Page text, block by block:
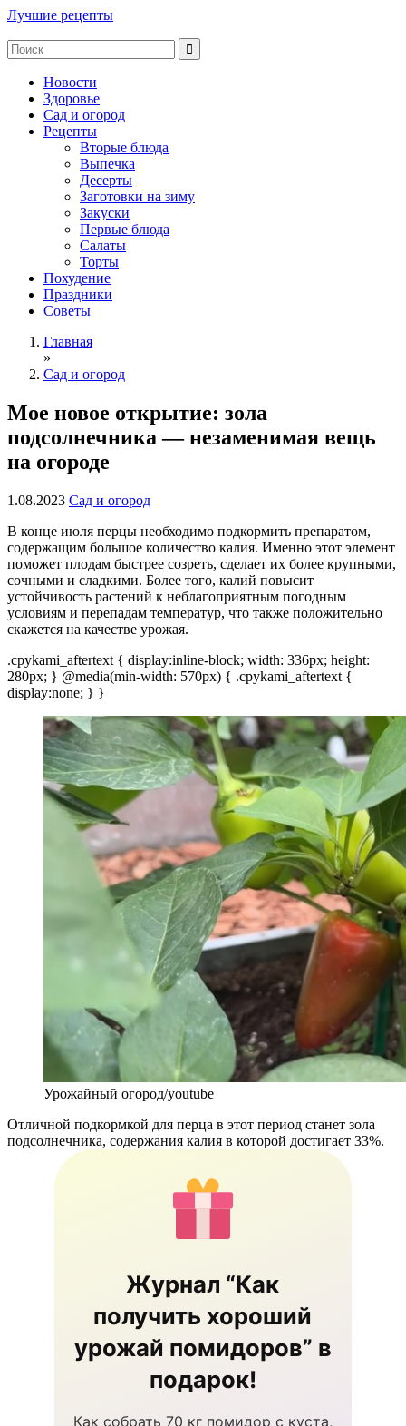
Лучшие рецепты
Новости
Здоровье
Сад и огород
Рецепты
Вторые блюда
Выпечка
Десерты
Заготовки на зиму
Закуски
Первые блюда
Салаты
Торты
Похудение
Праздники
Советы
Главная
»
Сад и огород
Мое новое открытие: зола
подсолнечника — незаменимая вещь
на огороде
1.08.2023 Сад и огород
В конце июля перцы необходимо подкормить препаратом,
содержащим большое количество калия. Именно этот элемент
поможет плодам быстрее созреть, сделает их более крупными,
сочными и сладкими. Более того, калий повысит
устойчивость растений к неблагоприятным погодным
условиям и перепадам температур, что также положительно
скажется на качестве урожая.
.cpykami_aftertext { display:inline-block; width: 336px; height:
280px; } @media(min-width: 570px) { .cpykami_aftertext {
display:none; } }
Урожайный огород/youtube
Отличной подкормкой для перца в этот период станет зола
подсолнечника, содержания калия в которой достигает 33%.
Журнал “Как
получить хороший
урожай помидоров” в
подарок!
Как собрать 70 кг помидор с куста,